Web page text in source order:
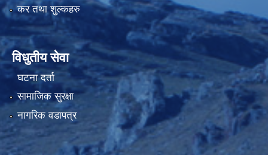
कर तथा शुल्कहरु
विधुतीय सेवा
घटना दर्ता
सामाजिक सुरक्षा
नागरिक वडापत्र